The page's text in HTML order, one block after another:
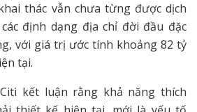
thác vẫn chưa từng được dịch
định dạng địa chỉ đời đầu đặc
với giá trị ước tính khoảng 82 tỷ
tại.
kết luận rằng khả năng thích